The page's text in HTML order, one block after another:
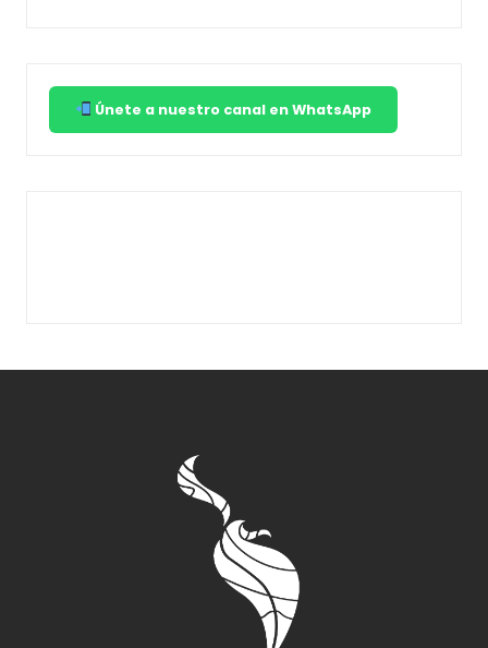
Únete a nuestro canal en WhatsApp